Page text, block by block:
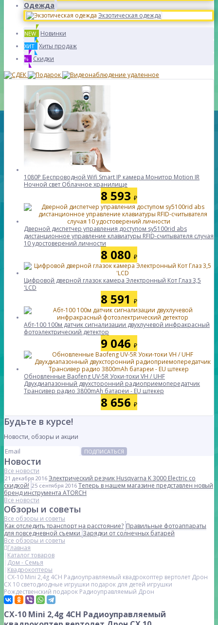
Одежда
Экзотическая одежда
NEW Новинки
ХИТ Хиты продаж
% Скидки
1080P Беспроводной Wifi Smart IP камера Монитор Motion IR
Ночной свет Облачное хранилище
8 593 ₽
Дверной диспетчер управления доступом sy5100rid abs
дистанционное управление клавиатуры RFID-считывателя случая
10 удостоверений личности
8 080 ₽
Цифровой дверной глазок камера Электронный Кот Глаз 3,5
'LCD
8 591 ₽
Абт-100 100м датчик сигнализации двухлучевой инфракрасный
фотоэлектрический детектор
9 046 ₽
Обновленные Baofeng UV-5R Уоки-токи VH / UHF
Двухдиапазонный двухсторонний радиоприемопередатчик
Трансивер радио 3800mAh батареи - EU штекер
8 656 ₽
Будьте в курсе!
Новости, обзоры и акции
ПОДПИСАТЬСЯ
Новости
Все новости
21 декабря 2016 Электрический резчик Husqvarna K 3000 Electric со
скидкой! 25 сентября 2016 Теперь в нашем магазине представлен новый
бренд инструмента ATORCH
Все новости
Обзоры и советы
Все обзоры и советы
Как отследить транспорт на расстояние? Правильные фотоаппараты
для повседневной съемкиЗарядки от солнечных батарей
Все обзоры и советы
Главная
Каталог товаров
Дом - Семья
Квадрокоптеры
CX-10 Mini 2,4g 4CH Радиоуправляемый квадрокоптер вертолет Дрон
CX 10 светодиодные игрушки подарок для детей игрушки
Рождественский подарок Радиоуправляемый Дрон
CX-10 Mini 2,4g 4CH Радиоуправляемый